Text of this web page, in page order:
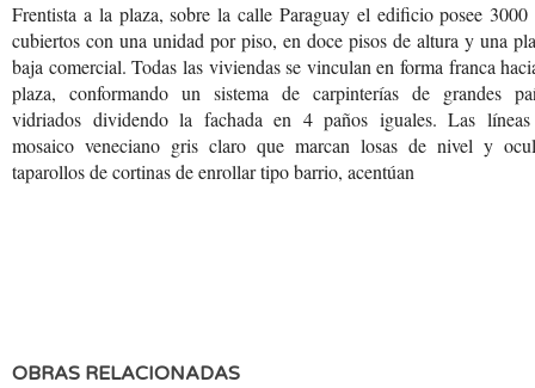
Frentista a la plaza, sobre la calle Paraguay el edificioposee 3000
cubiertos con una unidad por piso, en doce pisos de altura y una
baja comercial. Todas las viviendas se vinculan en forma franca
plaza, conformando un sistema de carpinterías de grandes
vidriados dividendo la fachada en 4 paños iguales. Las líneas
mosaico veneciano gris claro que marcan losas de nivel y
taparollosde cortinas de enrollartipo barrio, acentúan
OBRAS RELACIONADAS